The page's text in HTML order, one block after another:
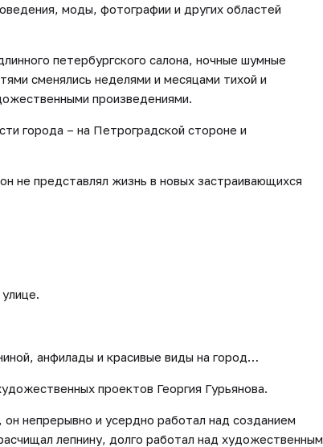
моды, фотографии и других областей
петербургского салона, ночные шумные
сменялись неделями и месяцами тихой и
произведениями.
города – на Петроградской стороне и
не представлял жизнь в новых застраивающихся
анфилады и красивые виды на город…
проектов Георгия Гурьянова.
непрерывно и усердно работал над созданием
лепнину, долго работал над художественным